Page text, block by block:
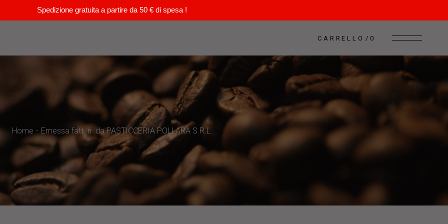
Spedizione gratuita a partire da 50 € di spesa !
CARRELLO 0
Home Emessa fatt. n. da PASTICCERIA POLLARA S.R.L.